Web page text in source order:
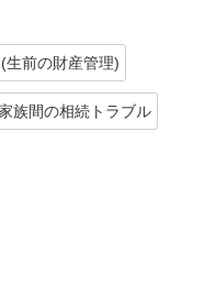
生前の財産管理)
族間の相続トラブル